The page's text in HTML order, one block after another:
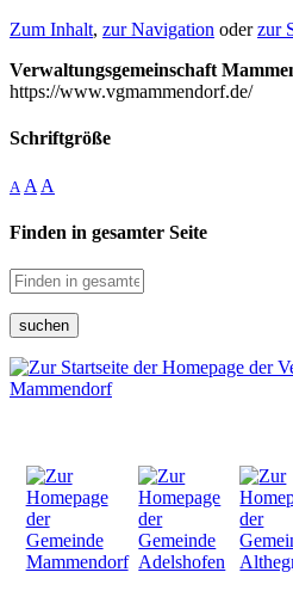
Zum Inhalt, zur Navigation oderzur
Verwaltungsgemeinschaft
https://www.vgmammendorf.de/
Schriftgröße
A A A
Finden in gesamter Seite
suchen